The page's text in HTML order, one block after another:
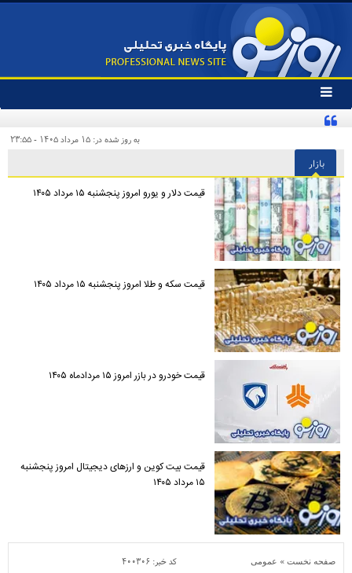
تغییر
وضعیت
منوی
ها
به روز شده در: ۱۵ مرداد ۱۴۰۵ - ۲۳:۵۵
بازار
قیمت دلار و یورو امروز پنجشنبه ۱۵ مرداد ۱۴۰۵
قیمت سکه و طلا امروز پنجشنبه ۱۵ مرداد ۱۴۰۵
قیمت خودرو در بازر امروز ۱۵ مردادماه ۱۴۰۵
قیمت بیت کوین و ارز‌های دیجیتال امروز پنجشنبه
۱۵ مرداد ۱۴۰۵
صفحه نخست » عمومی کد خبر: ۴۰۰۳۰۶